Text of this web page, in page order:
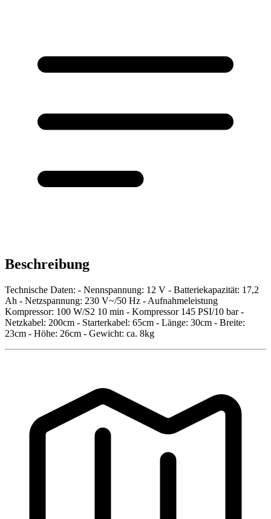
Beschreibung
Technische Daten: - Nennspannung: 12 V - Batteriekapazität: 17,2
Ah - Netzspannung: 230 V~/50 Hz - Aufnahmeleistung
Kompressor: 100 W/S2 10 min - Kompressor 145 PSI/10 bar -
Netzkabel: 200cm - Starterkabel: 65cm - Länge: 30cm - Breite:
23cm - Höhe: 26cm - Gewicht: ca. 8kg